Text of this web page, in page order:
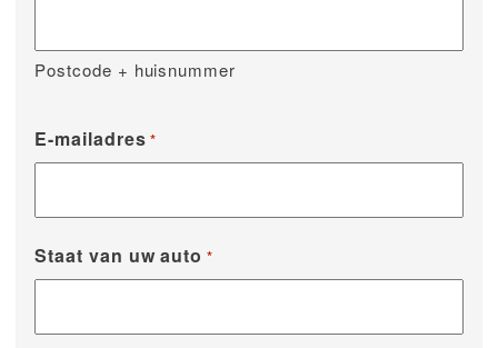
Postcode + huisnummer
E-mailadres *
Staat van uw auto *